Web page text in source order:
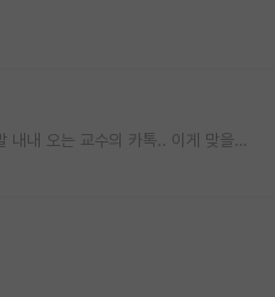
1년 동안 잡일만 시키는 연구실 + 주말 내내 오는 교수의 카톡.. 이게 맞을까요